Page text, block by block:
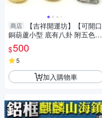
商店
【吉祥開運坊】【可開口
銅葫蘆小型 底有八卦 附五色線
化煞 收晦氣 房中房】開光 擇日
$500
5
加入購物車